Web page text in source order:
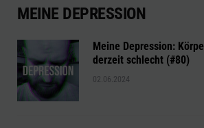
MEINE DEPRESSION
Meine Depression:
derzeit schlecht (#80)
02.06.2024